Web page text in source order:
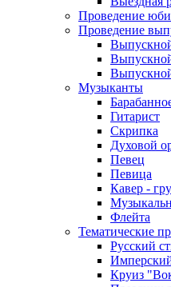
Проведение
Проведение
Музыканты
Гитарист
Скрипка
Духовой
Певец
Певица
Кавер -
Флейта
Тематические
Русский
Круиз